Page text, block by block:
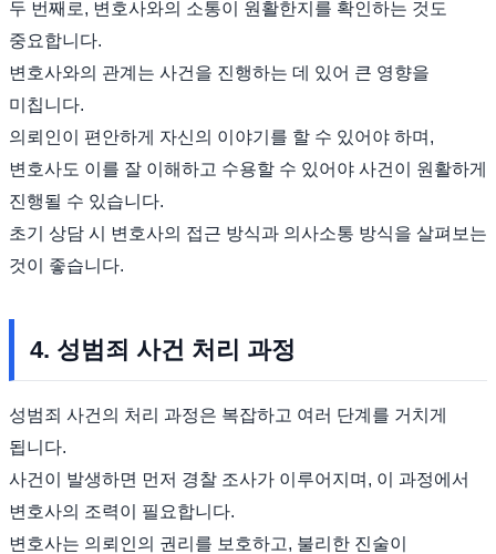
두 번째로, 변호사와의 소통이 원활한지를 확인하는 것도
중요합니다.
변호사와의 관계는 사건을 진행하는 데 있어 큰 영향을
미칩니다.
의뢰인이 편안하게 자신의 이야기를 할 수 있어야 하며,
변호사도 이를 잘 이해하고 수용할 수 있어야 사건이 원활하게
진행될 수 있습니다.
초기 상담 시 변호사의 접근 방식과 의사소통 방식을 살펴보는
것이 좋습니다.
4. 성범죄 사건 처리 과정
성범죄 사건의 처리 과정은 복잡하고 여러 단계를 거치게
됩니다.
사건이 발생하면 먼저 경찰 조사가 이루어지며, 이 과정에서
변호사의 조력이 필요합니다.
변호사는 의뢰인의 권리를 보호하고, 불리한 진술이